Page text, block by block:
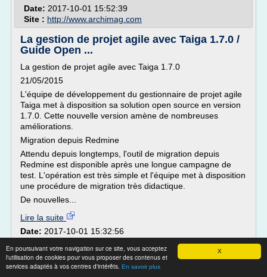
X
En poursuivant votre navigation sur ce site, vous acceptez
l'utilisation de cookies pour vous proposer des contenus et
services adaptés à vos centres d'intérêts. En savoir plus
Date: 2017-10-01 15:52:39
Site : http://www.archimag.com
La gestion de projet agile avec Taiga 1.7.0 /
Guide Open ...
La gestion de projet agile avec Taiga 1.7.0
21/05/2015
L'équipe de développement du gestionnaire de projet agile
Taiga met à disposition sa solution open source en version
1.7.0. Cette nouvelle version amène de nombreuses
améliorations.
Migration depuis Redmine
Attendu depuis longtemps, l'outil de migration depuis
Redmine est disponible après une longue campagne de
test. L'opération est très simple et l'équipe met à disposition
une procédure de migration très didactique.
De nouvelles...
Lire la suite
Date: 2017-10-01 15:32:56
Thèmes liés :outil de gestion de projet agile open source /
formation gestion de projet agile/outil de gestion de projet